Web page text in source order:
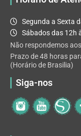
Segunda a Sexta
Sábados das 12h
Não respondemos
Prazo de 48 horas
(Horário de Brasilia)
Siga-nos